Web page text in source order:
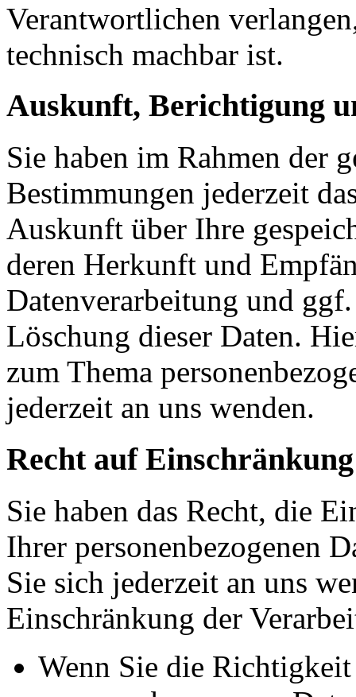
Verantwortlichen
technisch machbar ist.
Auskunft, Berichtigung
Sie haben im Rahmen der
Bestimmungen jederzeit
Auskunft über Ihre
deren Herkunft und
Datenverarbeitung und
Löschung dieser Daten.
zum Thema
jederzeit an uns wenden.
Recht auf
Sie haben das Recht, die
Ihrer personenbezogenen
Sie sich jederzeit an uns
Einschränkung der
Wenn Sie die